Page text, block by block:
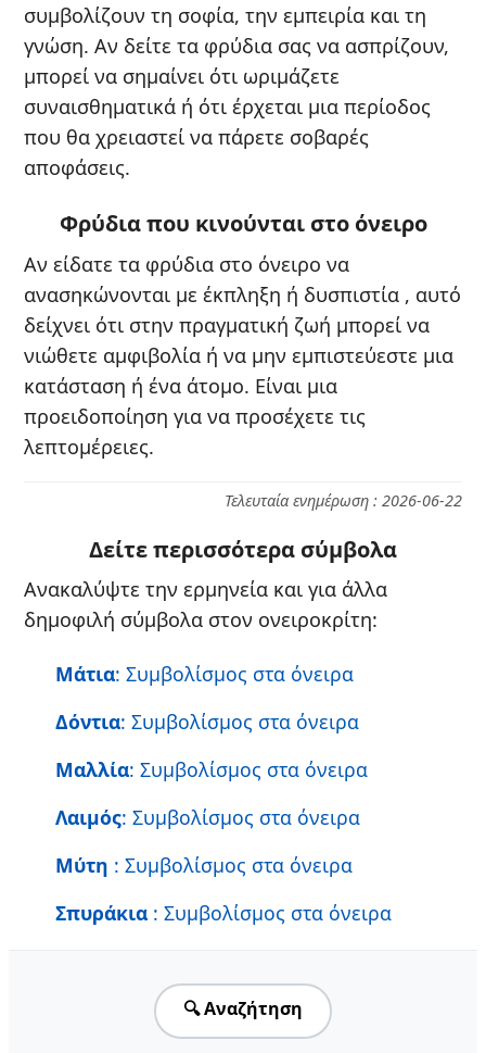
συμβολίζουν τη σοφία, την εμπειρία και τη
γνώση. Αν δείτε τα φρύδια σας να ασπρίζουν,
μπορεί να σημαίνει ότι ωριμάζετε
συναισθηματικά ή ότι έρχεται μια περίοδος
που θα χρειαστεί να πάρετε σοβαρές
αποφάσεις.
Φρύδια που κινούνται στο όνειρο
Αν είδατε τα φρύδια στο όνειρο να
ανασηκώνονται με έκπληξη ή δυσπιστία , αυτό
δείχνει ότι στην πραγματική ζωή μπορεί να
νιώθετε αμφιβολία ή να μην εμπιστεύεστε μια
κατάσταση ή ένα άτομο. Είναι μια
προειδοποίηση για να προσέχετε τις
λεπτομέρειες.
Τελευταία ενημέρωση : 2026-06-22
Δείτε περισσότερα σύμβολα
Ανακαλύψτε την ερμηνεία και για άλλα
δημοφιλή σύμβολα στον ονειροκρίτη:
Μάτια: Συμβολίσμος στα όνειρα
Δόντια: Συμβολίσμος στα όνειρα
Μαλλία: Συμβολίσμος στα όνειρα
Λαιμός: Συμβολίσμος στα όνειρα
Μύτη : Συμβολίσμος στα όνειρα
Σπυράκια : Συμβολίσμος στα όνειρα
🔍 Αναζήτηση